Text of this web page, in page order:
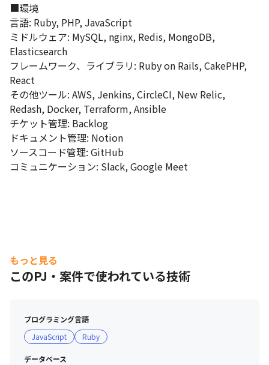
■環境
言語: Ruby, PHP, JavaScript
ミドルウェア: MySQL, nginx, Redis, MongoDB,
Elasticsearch
フレームワーク、ライブラリ: Ruby on Rails, CakePHP,
React
その他ツール: AWS, Jenkins, CircleCI, New Relic,
Redash, Docker, Terraform, Ansible
チケット管理: Backlog
ドキュメント管理: Notion
ソースコード管理: GitHub
コミュニケーション: Slack, Google Meet
もっと見る
このPJ・案件で使われている技術
プログラミング言語
JavaScript
Ruby
データベース